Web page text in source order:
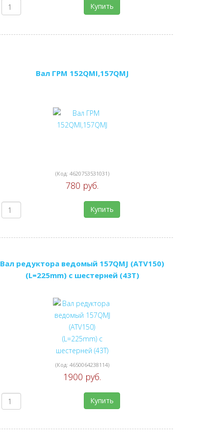
Купить
Вал ГРМ 152QMI,157QMJ
(Код: 4620753531031)
780 руб.
Купить
Вал редуктора ведомый 157QMJ (ATV150)
(L=225mm) с шестерней (43T)
(Код: 4650064238114)
1900 руб.
Купить